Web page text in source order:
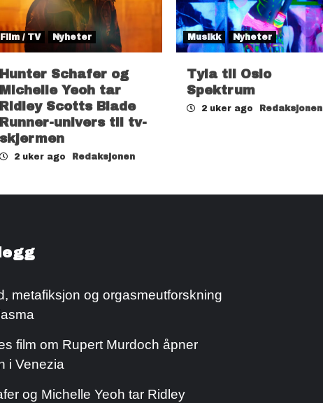
Film / TV Nyheter
Hunter Schafer og
Michelle Yeoh tar
Ridley Scotts Blade
Runner-univers til tv-
skjermen
2 uker ago Redaksjonen
Musikk Nyheter
Tyla til Oslo
Spektrum
2 uker ago Redaksjonen
metafiksjon og orgasmeutforskning
film om Rupert Murdoch åpner
i Venezia
og Michelle Yeoh tar Ridley